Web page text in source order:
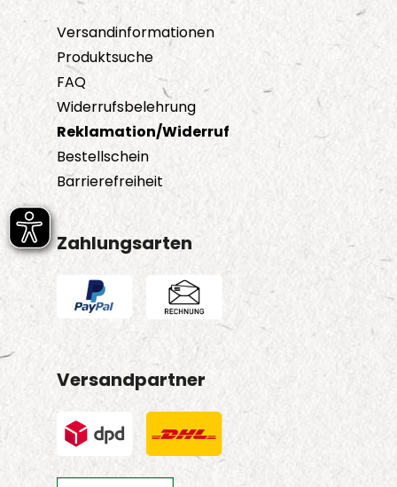
Versandinformationen
Produktsuche
FAQ
Widerrufsbelehrung
Reklamation/Widerruf
Bestellschein
Barrierefreiheit
Zahlungsarten
Versandpartner